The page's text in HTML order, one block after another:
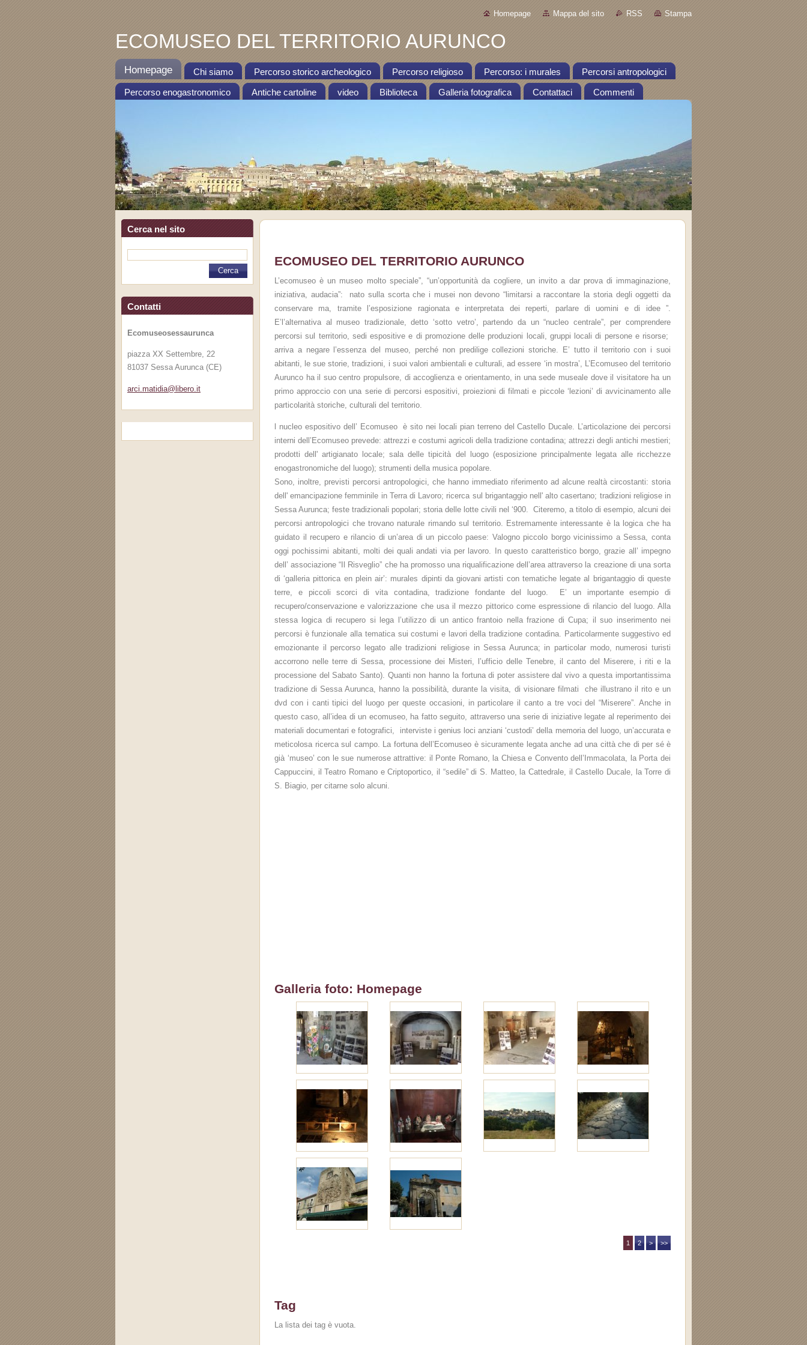
Homepage Mappa del sito RSS Stampa
ECOMUSEO DEL TERRITORIO AURUNCO
Homepage Chi siamo Percorso storico archeologico Percorso religioso Percorso: i murales Percorsi antropologici
Percorso enogastronomico Antiche cartoline video Biblioteca Galleria fotografica Contattaci Commenti
Cerca nel sito
Contatti
Ecomuseosessaurunca
piazza XX Settembre, 22
81037 Sessa Aurunca (CE)
arci.matidia@libero.it
ECOMUSEO DEL TERRITORIO AURUNCO
L’ecomuseo è un museo molto speciale”, “un’opportunità da cogliere, un invito a dar prova di immaginazione,
iniziativa, audacia”: nato sulla scorta che i musei non devono “limitarsi a raccontare la storia degli oggetti da
conservare ma, tramite l’esposizione ragionata e interpretata dei reperti, parlare di uomini e di idee ”.
E’l’alternativa al museo tradizionale, detto ‘sotto vetro’, partendo da un “nucleo centrale”, per comprendere
percorsi sul territorio, sedi espositive e di promozione delle produzioni locali, gruppi locali di persone e risorse;
arriva a negare l’essenza del museo, perché non predilige collezioni storiche. E’ tutto il territorio con i suoi
abitanti, le sue storie, tradizioni, i suoi valori ambientali e culturali, ad essere ‘in mostra’, L’Ecomuseo del territorio
Aurunco ha il suo centro propulsore, di accoglienza e orientamento, in una sede museale dove il visitatore ha un
primo approccio con una serie di percorsi espositivi, proiezioni di filmati e piccole ‘lezioni’ di avvicinamento alle
particolarità storiche, culturali del territorio.
l nucleo espositivo dell’ Ecomuseo è sito nei locali pian terreno del Castello Ducale. L’articolazione dei percorsi
interni dell’Ecomuseo prevede: attrezzi e costumi agricoli della tradizione contadina; attrezzi degli antichi mestieri;
prodotti dell' artigianato locale; sala delle tipicità del luogo (esposizione principalmente legata alle ricchezze
enogastronomiche del luogo); strumenti della musica popolare.
Sono, inoltre, previsti percorsi antropologici, che hanno immediato riferimento ad alcune realtà circostanti: storia
dell' emancipazione femminile in Terra di Lavoro; ricerca sul brigantaggio nell' alto casertano; tradizioni religiose in
Sessa Aurunca; feste tradizionali popolari; storia delle lotte civili nel ‘900. Citeremo, a titolo di esempio, alcuni dei
percorsi antropologici che trovano naturale rimando sul territorio. Estremamente interessante è la logica che ha
guidato il recupero e rilancio di un’area di un piccolo paese: Valogno piccolo borgo vicinissimo a Sessa, conta
oggi pochissimi abitanti, molti dei quali andati via per lavoro. In questo caratteristico borgo, grazie all’ impegno
dell’ associazione “Il Risveglio” che ha promosso una riqualificazione dell’area attraverso la creazione di una sorta
di ‘galleria pittorica en plein air’: murales dipinti da giovani artisti con tematiche legate al brigantaggio di queste
terre, e piccoli scorci di vita contadina, tradizione fondante del luogo. E’ un importante esempio di
recupero/conservazione e valorizzazione che usa il mezzo pittorico come espressione di rilancio del luogo. Alla
stessa logica di recupero si lega l’utilizzo di un antico frantoio nella frazione di Cupa; il suo inserimento nei
percorsi è funzionale alla tematica sui costumi e lavori della tradizione contadina. Particolarmente suggestivo ed
emozionante il percorso legato alle tradizioni religiose in Sessa Aurunca; in particolar modo, numerosi turisti
accorrono nelle terre di Sessa, processione dei Misteri, l’ufficio delle Tenebre, il canto del Miserere, i riti e la
processione del Sabato Santo). Quanti non hanno la fortuna di poter assistere dal vivo a questa importantissima
tradizione di Sessa Aurunca, hanno la possibilità, durante la visita, di visionare filmati che illustrano il rito e un
dvd con i canti tipici del luogo per queste occasioni, in particolare il canto a tre voci del “Miserere”. Anche in
questo caso, all’idea di un ecomuseo, ha fatto seguito, attraverso una serie di iniziative legate al reperimento dei
materiali documentari e fotografici, interviste i genius loci anziani ‘custodi’ della memoria del luogo, un’accurata e
meticolosa ricerca sul campo. La fortuna dell’Ecomuseo è sicuramente legata anche ad una città che di per sé è
già ‘museo’ con le sue numerose attrattive: il Ponte Romano, la Chiesa e Convento dell’Immacolata, la Porta dei
Cappuccini, il Teatro Romano e Criptoportico, il “sedile” di S. Matteo, la Cattedrale, il Castello Ducale, la Torre di
S. Biagio, per citarne solo alcuni.
Galleria foto: Homepage
1 2 > >>
Tag
La lista dei tag è vuota.